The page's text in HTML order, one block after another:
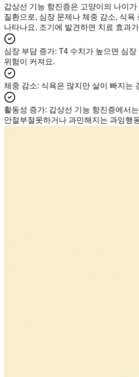
갑상선 기능 항진증은 고양이의 나이
질환으로, 심장 문제나 체중 감소, 식욕
나타나요. 조기에 발견하면 치료 효과
심장 부담 증가: T4 수치가 높으면 심
위험이 커져요.
체중 감소: 식욕은 많지만 살이 빠지는
활동성 증가: 갑상선 기능 항진증에서
안절부절못하거나 과민해지는 과잉행